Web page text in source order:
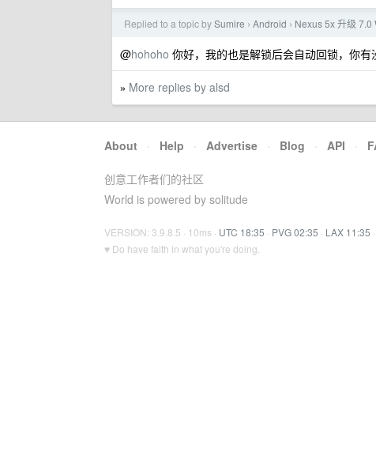
Replied to a topic bySumire › Android › Nexus 5x 升级 7.0
@hohoho 你好，我的也是解锁后会自动回锁，你
» More replies by alsd
About · Help · Advertise · Blog · API ·
创意工作者们的社区
World is powered by solitude
VERSION: 3.9.8.5 · 10ms · UTC 18:35 · PVG 02:35 · LAX 11:35 ·
♥ Do have faith in what you're doing.